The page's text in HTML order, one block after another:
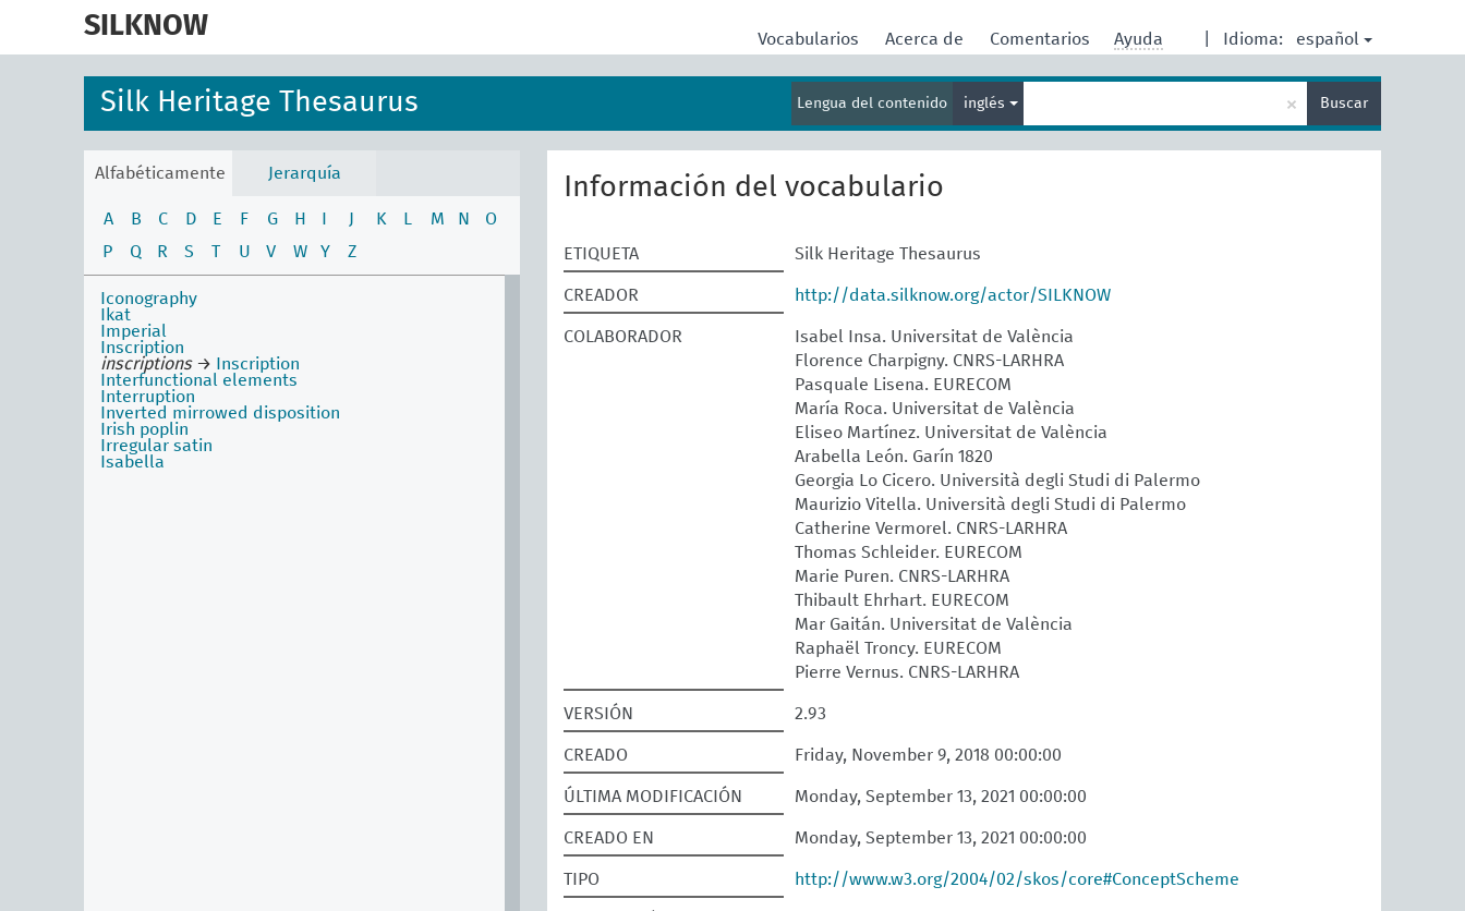
SILKNOW Idioma: español
Vocabularios Acerca de Comentarios Ayuda
Silk Heritage Thesaurus Lengua del contenido inglés
term
× Buscar
Alfabéticamente Jerarquía
A B C D E F G H K M N
O
P
Q R S T U V W Y Z
Iconography
Ikat
Imperial
Inscription
inscriptions→
Inscription
Interfunctional elements
Interruption
Inverted mirrowed disposition
Irish poplin
Irregular satin
Isabella
Información del vocabulario
ETIQUETA Silk Heritage Thesaurus
CREADOR http://data.silknow.org/actor/SILKNOW
COLABORADOR
Isabel Insa. Universitat de València
Florence Charpigny. CNRS-LARHRA
Pasquale Lisena. EURECOM
María Roca. Universitat de València
Eliseo Martínez. Universitat de València
Arabella León. Garín 1820
Georgia Lo Cicero. Università degli Studi di Palermo
Maurizio Vitella. Università degli Studi di Palermo
Catherine Vermorel. CNRS-LARHRA
Thomas Schleider. EURECOM
Marie Puren. CNRS-LARHRA
Thibault Ehrhart. EURECOM
Mar Gaitán. Universitat de València
Raphaël Troncy. EURECOM
Pierre Vernus. CNRS-LARHRA
VERSIÓN 2.93
CREADO Friday, November 9, 2018 00:00:00
ÚLTIMA MODIFICACIÓN Monday, September 13, 2021 00:00:00
CREADO EN Monday, September 13, 2021 00:00:00
TIPO http://www.w3.org/2004/02/skos/core#ConceptScheme